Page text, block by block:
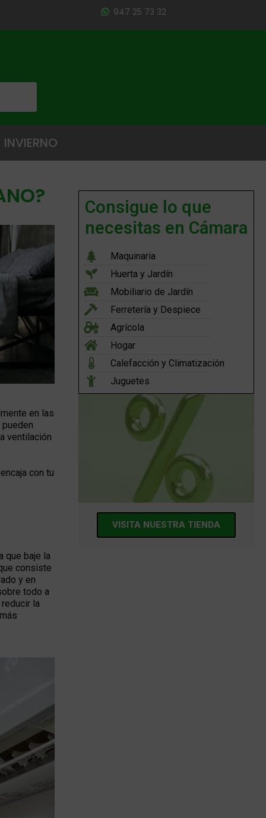
947 25 73 32
INVIERNO
en las
ventilación
con tu
que baje la
consiste
y en
todo a
la
Consigue lo que
necesitas en Cámara
Maquinaria
Huerta y Jardín
Mobiliario de Jardín
Ferretería y Despiece
Agrícola
Hogar
Calefacción y Climatización
Juguetes
VISITA NUESTRA TIENDA